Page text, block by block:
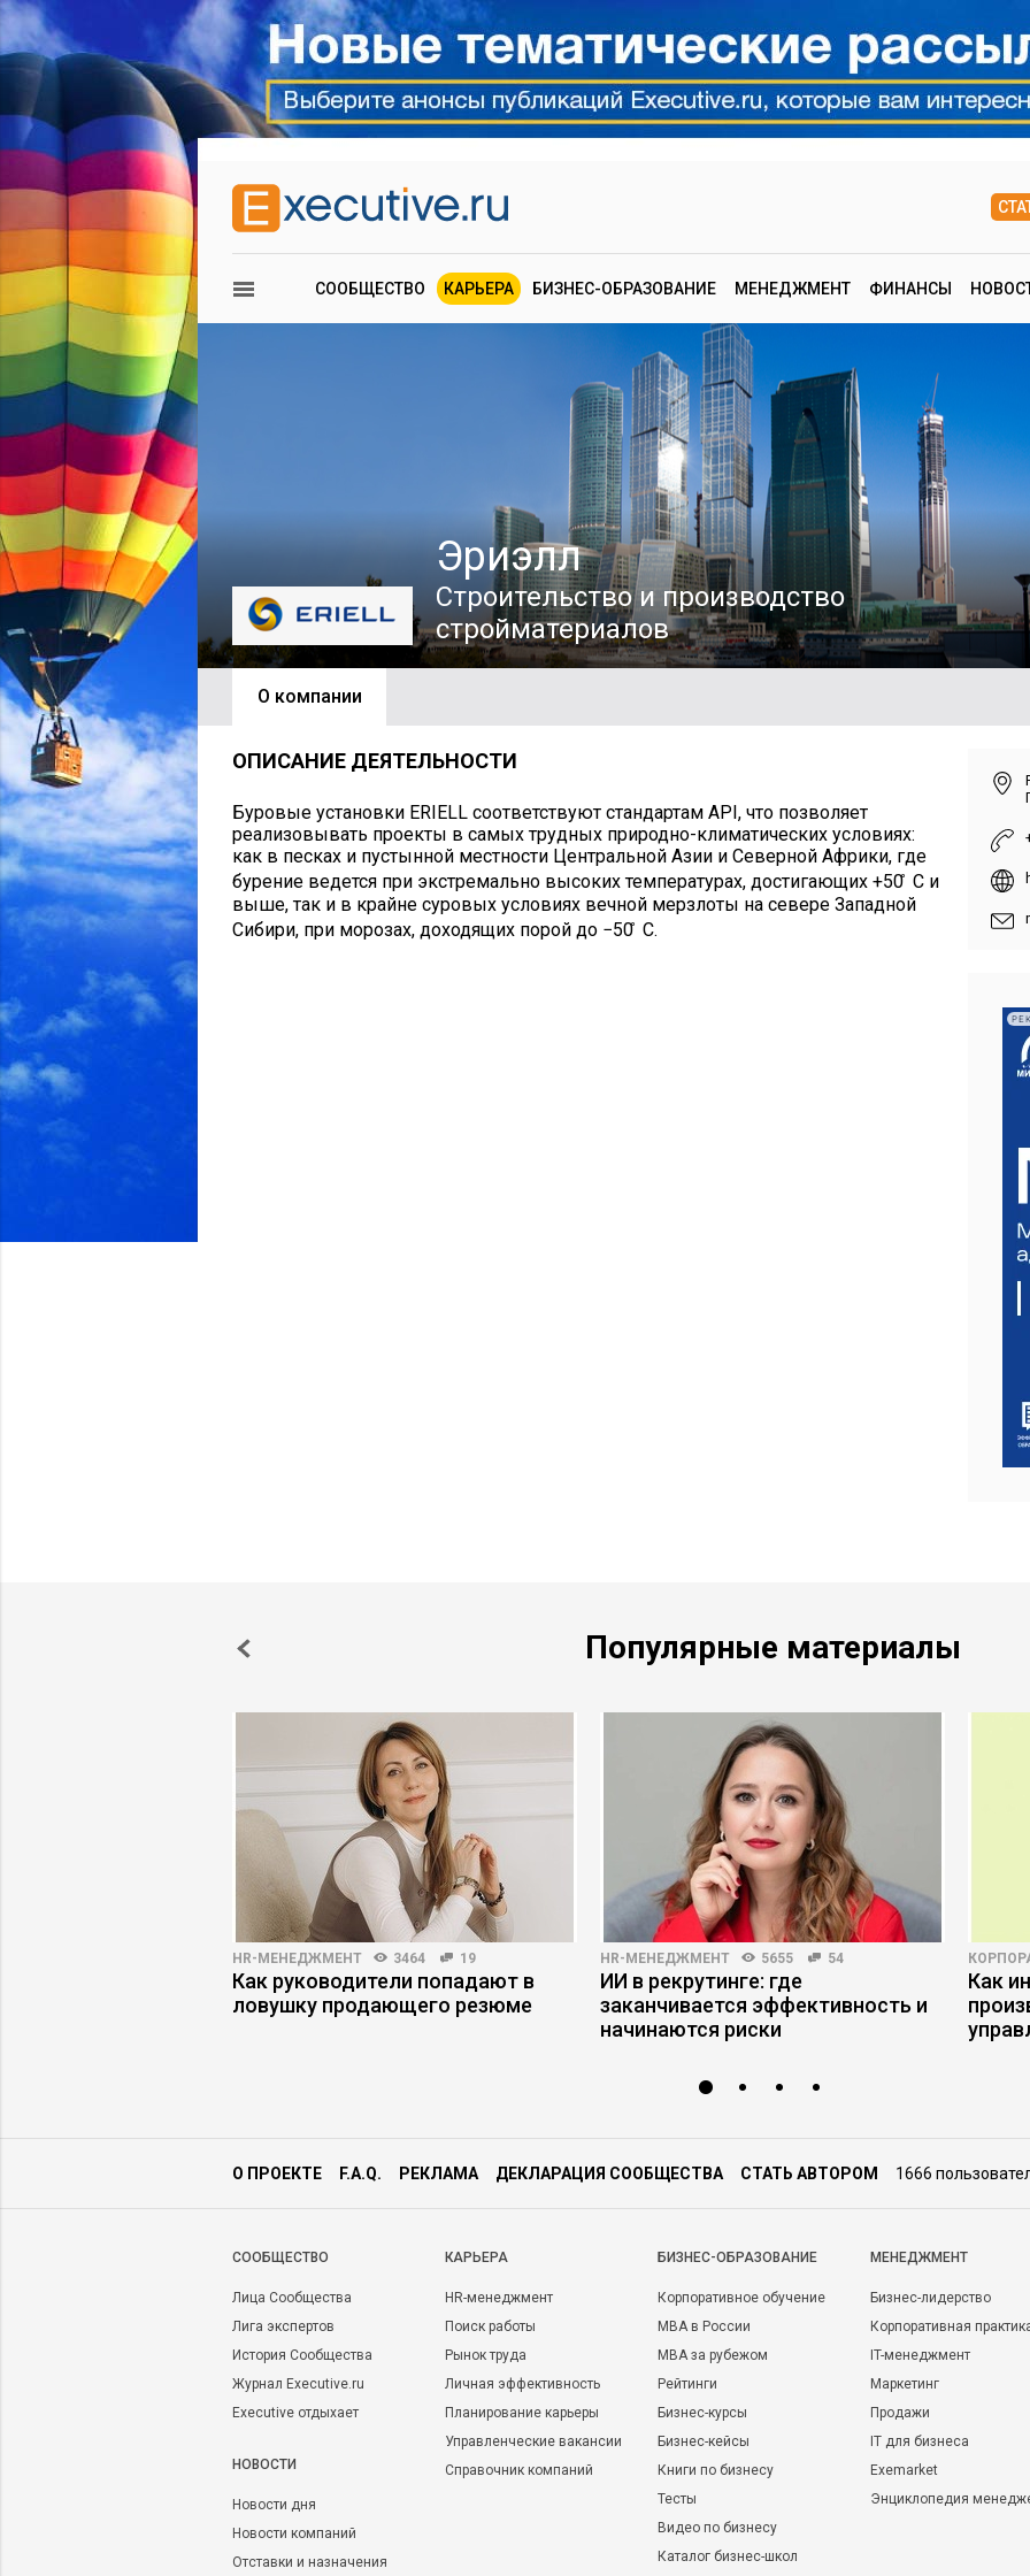
СООБЩЕСТВО КАРЬЕРА БИЗНЕС-ОБРАЗОВАНИЕ МЕНЕДЖМЕНТ ФИНАНСЫ
Эриэлл
Строительство и производство
стройматериалов
О компании
ОПИСАНИЕ ДЕЯТЕЛЬНОСТИ
Буровые установки ERIELL соответствуют стандартам API, что позволяет
реализовывать проекты в самых трудных природно-климатических условиях:
как в песках и пустынной местности Центральной Азии и Северной Африки, где
бурение ведется при экстремально высоких температурах, достигающих +50 ̊ С и
выше, так и в крайне суровых условиях вечной мерзлоты на севере Западной
Сибири, при морозах, доходящих порой до −50 ̊ С.
Популярные материалы
HR-МЕНЕДЖМЕНТ 3464 19
Как руководители попадают в
ловушку продающего резюме
HR-МЕНЕДЖМЕНТ 5655 54
ИИ в рекрутинге: где
заканчивается эффективность и
начинаются риски
Как
О ПРОЕКТЕ F.A.Q. РЕКЛАМА ДЕКЛАРАЦИЯ СООБЩЕСТВА СТАТЬ АВТОРОМ 1666
CООБЩЕСТВО
Лица Сообщества
Лига экспертов
История Сообщества
Журнал Executive.ru
Executive отдыхает
НОВОСТИ
Новости дня
Новости компаний
Отставки и назначения
КАРЬЕРА
HR-менеджмент
Поиск работы
Рынок труда
Личная эффективность
Планирование карьеры
Управленческие вакансии
Справочник компаний
БИЗНЕС-ОБРАЗОВАНИЕ
Корпоративное обучение
MBA в России
MBA за рубежом
Рейтинги
Бизнес-курсы
Бизнес-кейсы
Книги по бизнесу
Тесты
Видео по бизнесу
Каталог бизнес-школ
МЕНЕДЖМЕНТ
Бизнес-лидерство
Корпоративная
IT-менеджмент
Маркетинг
Продажи
IT для бизнеса
Exemarket
Энциклопедия